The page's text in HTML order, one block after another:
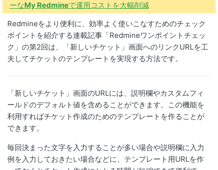
ーなMy Redmineで運用コストを大幅削減
Redmineをより便利に、効率よく使いこなすためのチェック
ポイントを紹介する連載記事「Redmineワンポイントチェッ
ク」の第2回は、「新しいチケット」画面へのリンクURLを工
夫してチケットのテンプレートを実現する方法です。
「新しいチケット」画面のURLには、説明欄やカスタムフィ
ールドのデフォルト値を含めることができます。この機能を
利用すればチケット作成のためのテンプレートを作ることが
できます。
毎回決まった文字を入力することが多い場合や説明欄に入力
例を入力しておきたい場合などに、テンプレート用URLを作